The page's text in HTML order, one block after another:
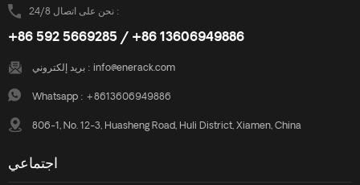
نحن على اتصال 24/8 :
+86 592 5669285 / +86 13606949886
بريد إلكتروني : info@enerack.com
Whatsapp : +8613606949886
806-1, No. 12-3, Huasheng Road, Huli District, Xiamen, China
اجتماعي